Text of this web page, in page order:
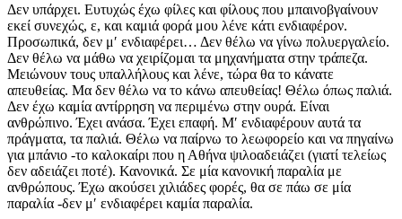
Δεν υπάρχει. Ευτυχώς έχω φίλες και φίλους που μπαινοβγαίνουν
εκεί συνεχώς, ε, και καμιά φορά μου λένε κάτι ενδιαφέρον.
Προσωπικά, δεν μ′ ενδιαφέρει… Δεν θέλω να γίνω πολυεργαλείο.
Δεν θέλω να μάθω να χειρίζομαι τα μηχανήματα στην τράπεζα.
Μειώνουν τους υπαλλήλους και λένε, τώρα θα το κάνατε
απευθείας. Μα δεν θέλω να το κάνω απευθείας! Θέλω όπως παλιά.
Δεν έχω καμία αντίρρηση να περιμένω στην ουρά. Είναι
ανθρώπινο. Έχει ανάσα. Έχει επαφή. Μ′ ενδιαφέρουν αυτά τα
πράγματα, τα παλιά. Θέλω να παίρνω το λεωφορείο και να πηγαίνω
για μπάνιο -το καλοκαίρι που η Αθήνα ψιλοαδειάζει (γιατί τελείως
δεν αδειάζει ποτέ). Κανονικά. Σε μία κανονική παραλία με
ανθρώπους. Έχω ακούσει χιλιάδες φορές, θα σε πάω σε μία
παραλία -δεν μ′ ενδιαφέρει καμία παραλία.